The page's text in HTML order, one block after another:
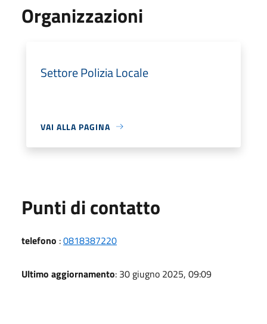
Organizzazioni
Settore Polizia Locale
VAI ALLA PAGINA
Punti di contatto
telefono :0818387220
Ultimo aggiornamento: 30 giugno 2025, 09:09